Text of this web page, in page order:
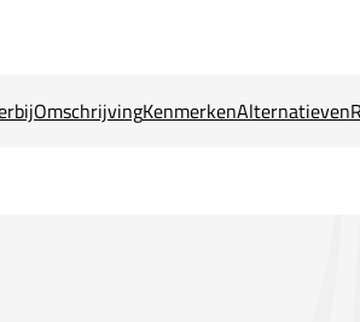
OmschrijvingKenmerkenAlternatieven